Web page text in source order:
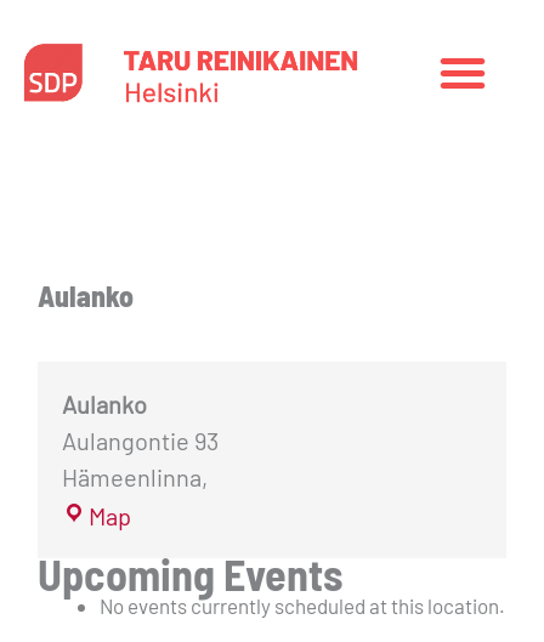
sisältöön
Aulanko
Aulanko
Aulangontie 93
Hämeenlinna,
Map
Upcoming Events
No events currently scheduled at this location.